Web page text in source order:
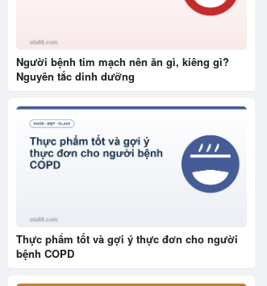
Người bệnh tim mạch nên ăn gì, kiêng gì?
Nguyên tắc dinh dưỡng
Thực phẩm tốt và gợi ý thực đơn cho người
bệnh COPD